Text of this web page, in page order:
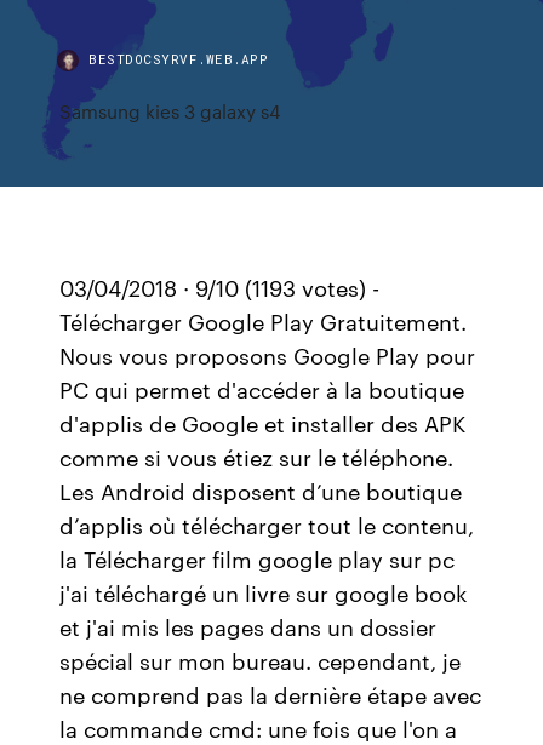
BESTDOCSYRVF.WEB.APP
Samsung kies 3 galaxy s4
03/04/2018 · 9/10 (1193 votes) -
Télécharger Google Play Gratuitement.
Nous vous proposons Google Play pour
PC qui permet d'accéder à la boutique
d'applis de Google et installer des APK
comme si vous étiez sur le téléphone.
Les Android disposent d’une boutique
d’applis où télécharger tout le contenu,
la Télécharger film google play sur pc
j'ai téléchargé un livre sur google book
et j'ai mis les pages dans un dossier
spécial sur mon bureau. cependant, je
ne comprend pas la dernière étape avec
la commande cmd: une fois que l'on a